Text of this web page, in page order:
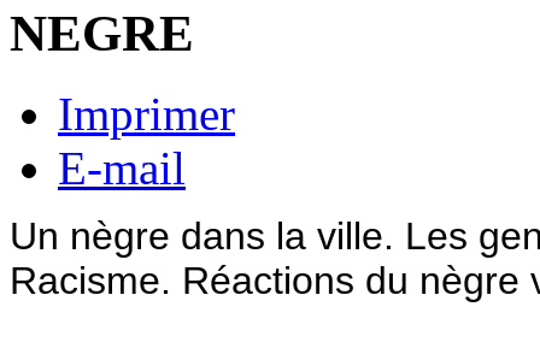
NEGRE
Imprimer
E-mail
Un nègre dans la ville. Les
Racisme. Réactions du nègre